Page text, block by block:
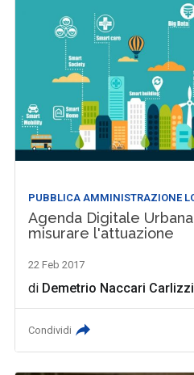
PUBBLICA AMMINISTRAZIONE
Agenda Digitale
misurare l'attuazione
22 Feb 2017
di Demetrio Naccari Carlizzi
Condividi